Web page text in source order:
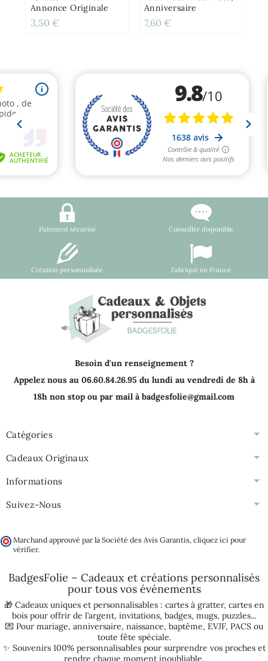
Annonce Originale
3,50 €
Anniversaire
7,60 €
Paiement sécurisé Conseiller disponible
Création personnalisée Fabriqué en France
Besoin d'un renseignement ?
Appelez nous au 06.60.84.26.95 du lundi au vendredi de 8h à
18h non stop ou par mail à badgesfolie@gmail.com
Catégories
Cadeaux Originaux
Informations
Suivez-Nous
Marchand approuvé par la Société des Avis Garantis, cliquez ici pour
vérifier.
BadgesFolie – Cadeaux et créations personnalisés
pour tous vos événements
🎁 Cadeaux uniques et personnalisables : cartes à gratter, cartes en
bois pour offrir de l’argent, invitations, badges, mugs, puzzles...
💌 Pour mariage, anniversaire, naissance, baptême, EVJF, PACSou
toute fête spéciale.
✨ Souvenirs 100% personnalisables pour surprendre vos proches et
rendre chaque moment inoubliable.